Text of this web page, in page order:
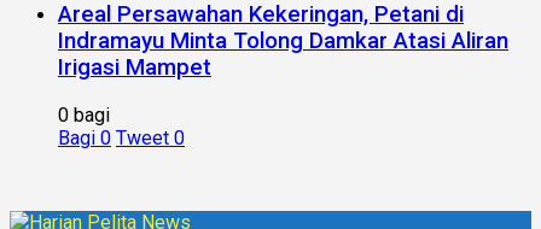
Areal Persawahan Kekeringan, Petani di
Indramayu Minta Tolong Damkar Atasi Aliran
Irigasi Mampet
0 bagi
Bagi 0 Tweet 0